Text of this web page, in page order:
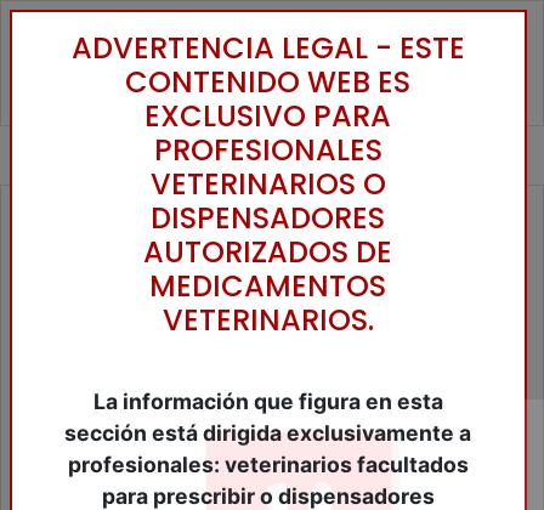
Accesorios Animales de Compañía
Alimentos Animales Compañia
Antibióticos
Antiparasitários
Bibliografía
ADVERTENCIA LEGAL - ESTE
CONTENIDO WEB ES
EXCLUSIVO PARA
PROFESIONALES
VETERINARIOS O
DISPENSADORES
AUTORIZADOS DE
MEDICAMENTOS
VETERINARIOS.
La información que figura en esta
sección está dirigida exclusivamente a
profesionales: veterinarios facultados
para prescribir o dispensadores